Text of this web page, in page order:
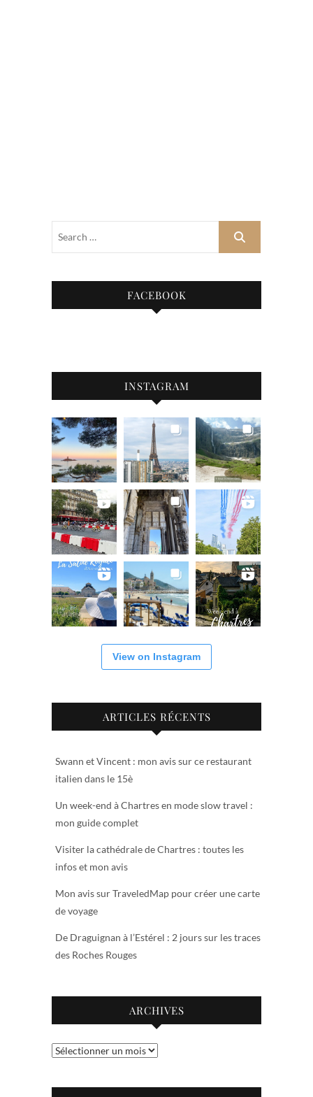
FACEBOOK
INSTAGRAM
View on Instagram
ARTICLES RÉCENTS
Swann et Vincent : mon avis sur ce restaurant
italien dans le 15è
Un week-end à Chartres en mode slow travel :
mon guide complet
Visiter la cathédrale de Chartres : toutes les
infos et mon avis
Mon avis sur TraveledMap pour créer une carte
de voyage
De Draguignan à l’Estérel : 2 jours sur les traces
des Roches Rouges
ARCHIVES
Archives